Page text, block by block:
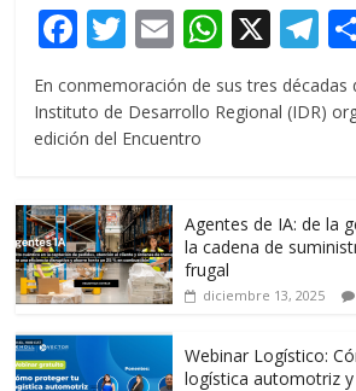
F
e
b
o
k
T
itt
er
E
m
ai
l
W
at
p
p
X T
el
e
m
En conmemoración de sus tres décadas
Instituto de Desarrollo Regional (IDR)
edición del Encuentro
Agentes de IA: de la
la cadena de
frugal
diciembre 13, 2025
Webinar Logístico:
logística automotriz